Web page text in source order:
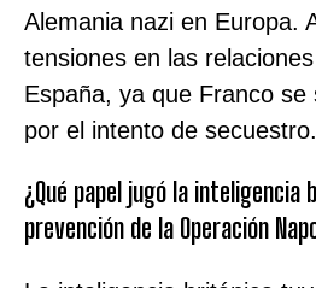
Alemania nazi en Europa.
tensiones en las
España, ya que Franco se
por el intento de secuestro.
¿Qué papel jugó la inteligencia
prevención de la Operación